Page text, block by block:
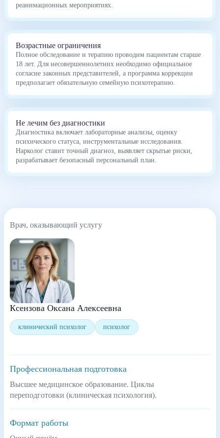
реанимационных мероприятиях.
Возрастные ограничения
Полное обследование и терапию проводим пациентам старше
18 лет. Для несовершеннолетних необходимо официальное
согласие законных представителей, а программа коррекции
предполагает обязательную семейную психотерапию.
Не лечим без диагностики
Диагностика включает лабораторные анализы, оценку
психического статуса, инструментальные исследования.
Нарколог ставит точный диагноз, выявляет скрытые риски,
разрабатывает безопасный персональный план.
Врач, оказывающий услугу
Ксензова Оксана Алексеевна
клинический психолог психолог
Профессиональная подготовка
Высшее медицинское образование. Циклы
переподготовки (клиническая психология).
Формат работы